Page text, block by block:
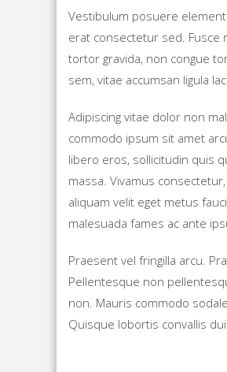
Vestibulum posuere
erat consectetur sed. Fusce
tortor gravida, non congue
sem, vitae accumsan ligula
Adipiscing vitae dolor non
commodo ipsum sit amet
libero eros, sollicitudin quis
massa. Vivamus
aliquam velit eget metus
malesuada fames ac ante
Praesent vel fringilla arcu.
Pellentesque non
non. Mauris commodo
Quisque lobortis convallis